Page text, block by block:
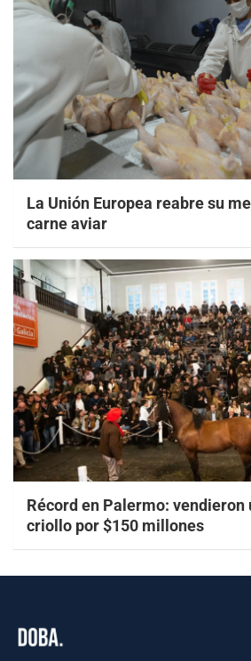
La Unión Europea reabre su
carne aviar
Récord en Palermo: vendieron
criollo por $150 millones